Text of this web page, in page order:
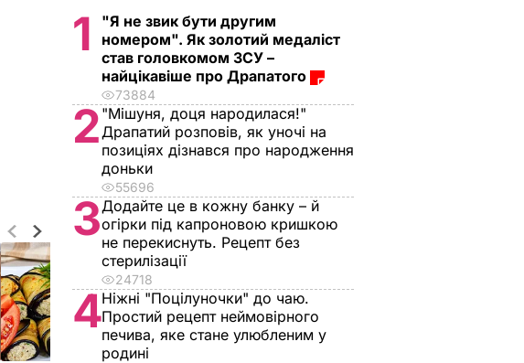
1
"Я не звик бути другим
номером". Як золотий медаліст
став головкомом ЗСУ –
найцікавіше про Драпатого
73884
2 "Мішуня, доця народилася!"
Драпатий розповів, як уночі на
позиціях дізнався про народження
доньки
55696
3Додайте це в кожну банку – й
огірки під капроновою кришкою
не перекиснуть. Рецепт без
стерилізації
24718
4Ніжні "Поцілуночки" до чаю.
Простий рецепт неймовірного
печива, яке стане улюбленим у
родині